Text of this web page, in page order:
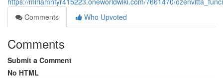
Comments
Who Upvoted
Comments
Submit a Comment
No HTML